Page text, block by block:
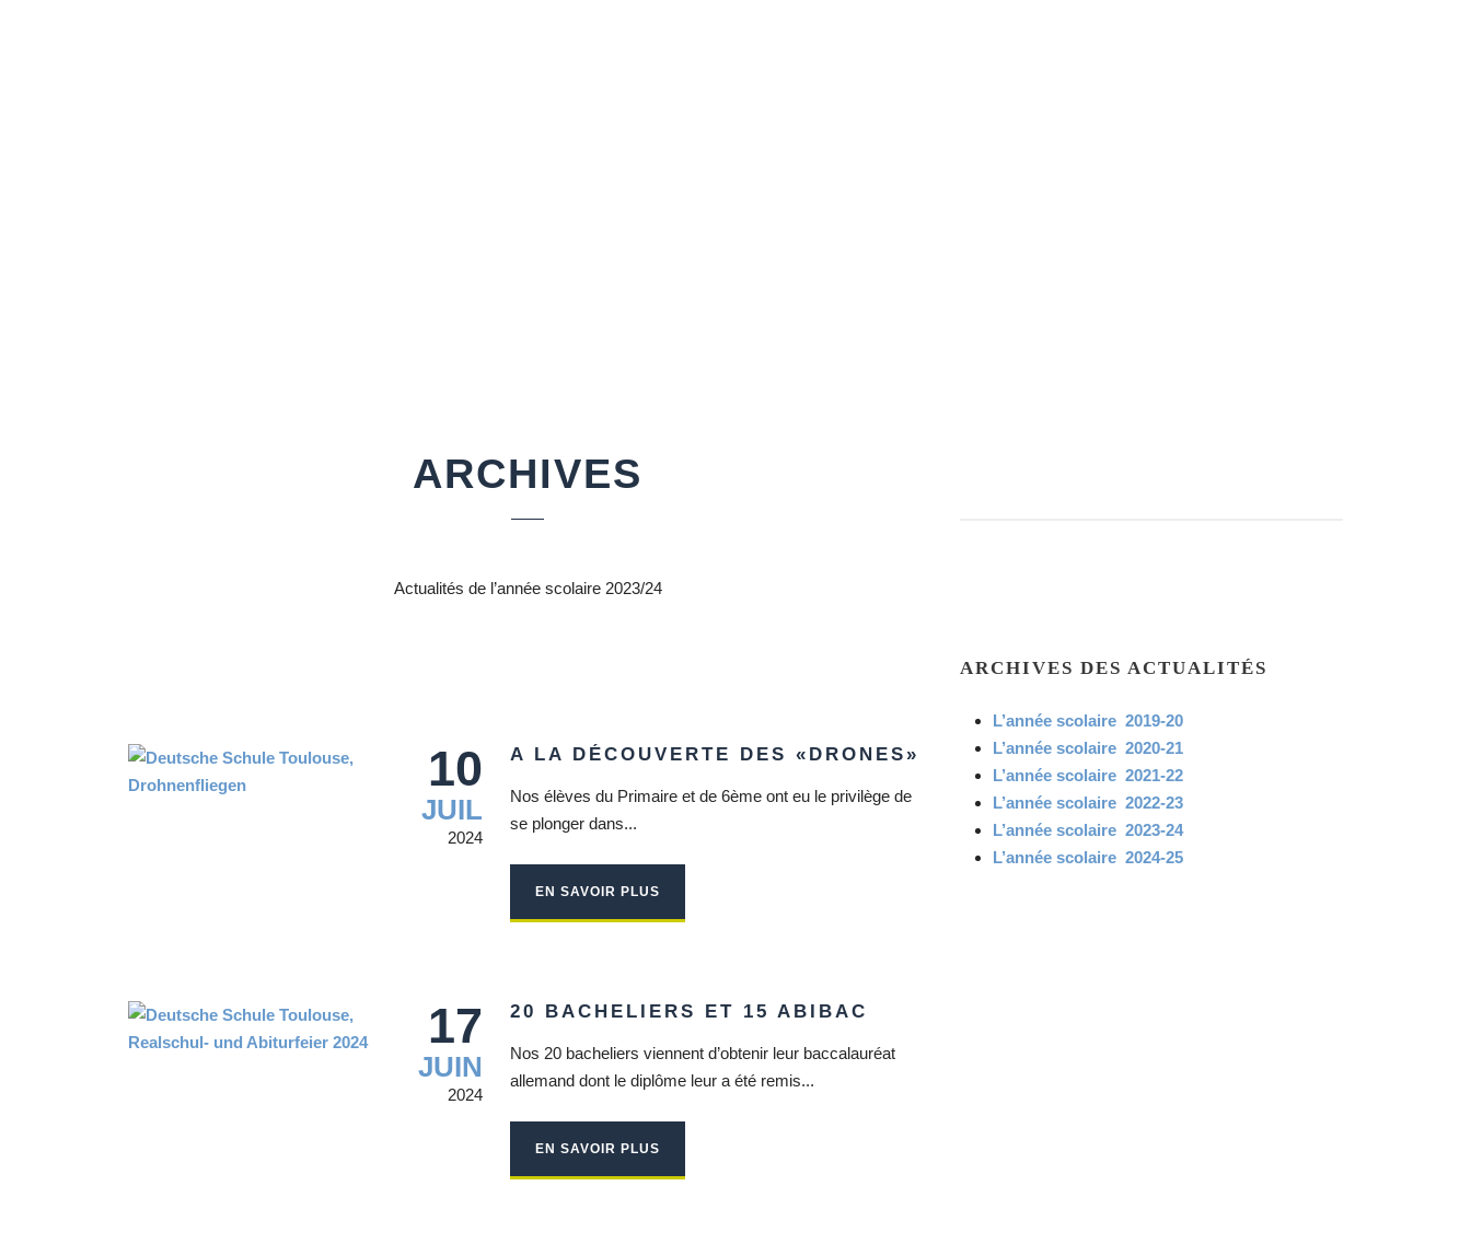
ARCHIVES
Actualités de l’année scolaire 2023/24
10
JUIL
2024
A LA DÉCOUVERTE DES «DRONES»
Nos élèves du Primaire et de 6ème ont eu le privilège de
se plonger dans...
EN SAVOIR PLUS
17
JUIN
2024
20 BACHELIERS ET 15 ABIBAC
Nos 20 bacheliers viennent d’obtenir leur baccalauréat
allemand dont le diplôme leur a été remis...
EN SAVOIR PLUS
ARCHIVES DES ACTUALITÉS
L’année scolaire 2019-20
L’année scolaire 2020-21
L’année scolaire 2021-22
L’année scolaire 2022-23
L’année scolaire 2023-24
L’année scolaire 2024-25